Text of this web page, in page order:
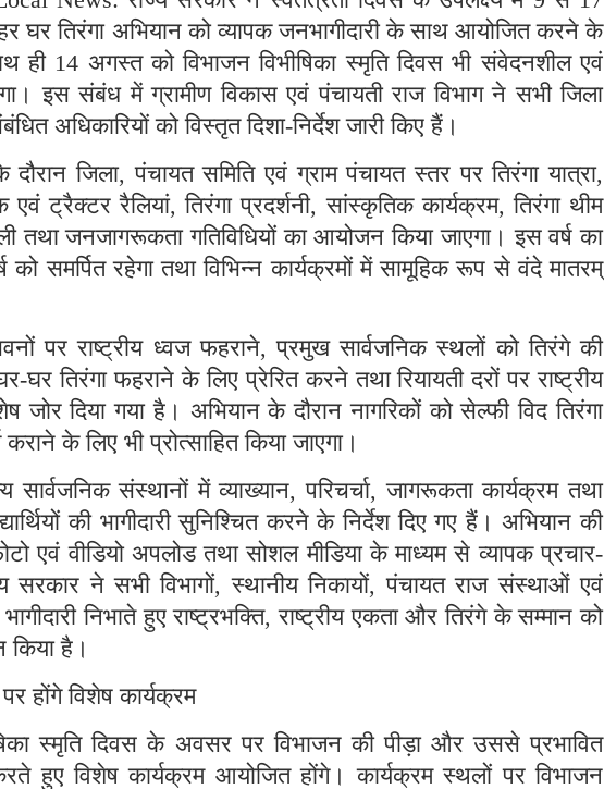
तिरंगा अभियान को व्यापक जनभागीदारी के साथ आयोजित करने के
ही 14 अगस्त को विभाजन विभीषिका स्मृति दिवस भी संवेदनशील एवं
इस संबंध में ग्रामीण विकास एवं पंचायती राज विभाग ने सभी जिला
अधिकारियों को विस्तृत दिशा-निर्देश जारी किए हैं।
जिला, पंचायत समिति एवं ग्राम पंचायत स्तर पर तिरंगा यात्रा,
ट्रैक्टर रैलियां, तिरंगा प्रदर्शनी, सांस्कृतिक कार्यक्रम, तिरंगा थीम
तथा जनजागरूकता गतिविधियों का आयोजन किया जाएगा। इस वर्ष का
समर्पित रहेगा तथा विभिन्न कार्यक्रमों में सामूहिक रूप से वंदे मातरम्
पर राष्ट्रीय ध्वज फहराने, प्रमुख सार्वजनिक स्थलों को तिरंगे की
तिरंगा फहराने के लिए प्रेरित करने तथा रियायती दरों पर राष्ट्रीय
जोर दिया गया है। अभियान के दौरान नागरिकों को सेल्फी विद तिरंगा
के लिए भी प्रोत्साहित किया जाएगा।
सार्वजनिक संस्थानों में व्याख्यान, परिचर्चा, जागरूकता कार्यक्रम तथा
की भागीदारी सुनिश्चित करने के निर्देश दिए गए हैं। अभियान की
एवं वीडियो अपलोड तथा सोशल मीडिया के माध्यम से व्यापक प्रचार-
सरकार ने सभी विभागों, स्थानीय निकायों, पंचायत राज संस्थाओं एवं
निभाते हुए राष्ट्रभक्ति, राष्ट्रीय एकता और तिरंगे के सम्मान को
है।
होंगे विशेष कार्यक्रम
स्मृति दिवस के अवसर पर विभाजन की पीड़ा और उससे प्रभावित
हुए विशेष कार्यक्रम आयोजित होंगे। कार्यक्रम स्थलों पर विभाजन